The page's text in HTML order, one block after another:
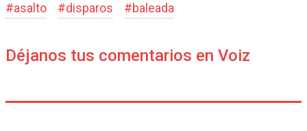
#asalto #disparos #baleada
Déjanos tus comentarios en Voiz